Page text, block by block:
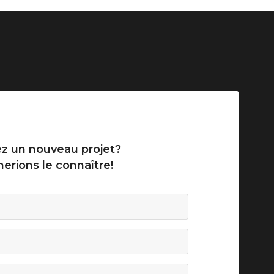
un nouveau projet?
le connaître!